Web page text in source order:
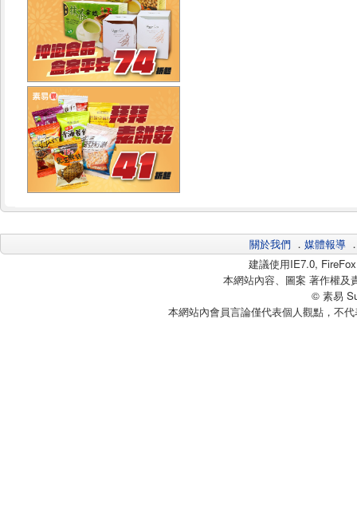
關於我們 ． 媒體報導
建議使用IE7.0,
本網站內容、圖案 著作權及
© 素易
本網站內會員言論僅代表個人觀點，不